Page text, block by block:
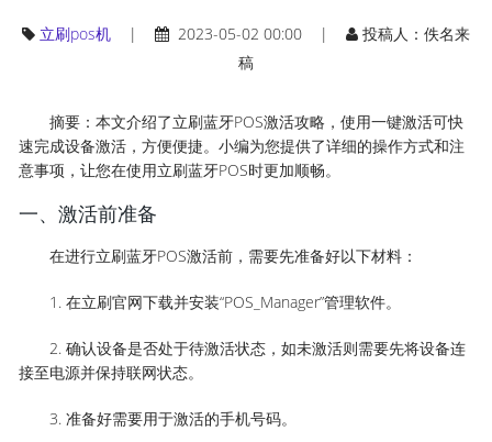
立刷pos机| 2023-05-02 00:00 |
投稿人：佚名来
稿
摘要：本文介绍了立刷蓝牙POS激活攻略，使用一键激活可快
速完成设备激活，方便便捷。小编为您提供了详细的操作方式和注
意事项，让您在使用立刷蓝牙POS时更加顺畅。
一、激活前准备
在进行立刷蓝牙POS激活前，需要先准备好以下材料：
1. 在立刷官网下载并安装“POS_Manager”管理软件。
2. 确认设备是否处于待激活状态，如未激活则需要先将设备连
接至电源并保持联网状态。
3. 准备好需要用于激活的手机号码。